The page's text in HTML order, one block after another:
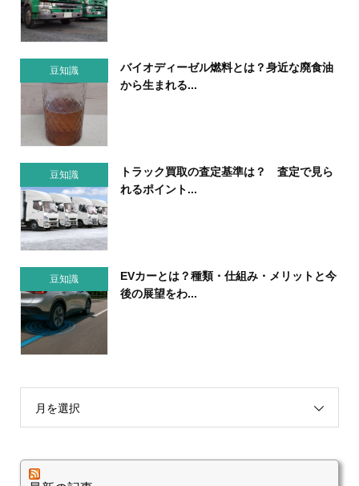
豆知識
バイオディーゼル燃料とは？身近な廃食油
から生まれる...
豆知識
トラック買取の査定基準は？ 査定で見ら
れるポイント...
豆知識
EVカーとは？種類・仕組み・メリットと今
後の展望をわ...
月を選択